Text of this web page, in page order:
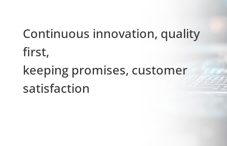
Continuous innovation, quality
first,
keeping promises, customer
satisfaction